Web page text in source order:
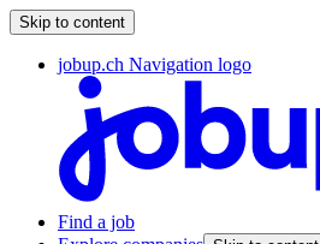
Skip to content
jobup.ch Navigation logo
Find a job